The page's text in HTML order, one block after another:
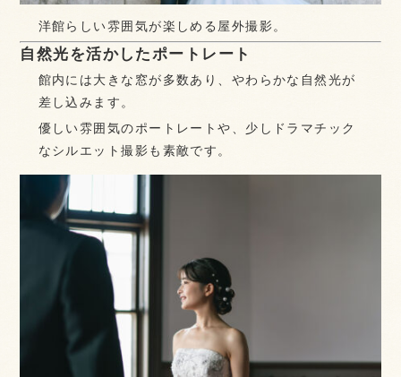
洋館らしい雰囲気が楽しめる屋外撮影。
自然光を活かしたポートレート
館内には大きな窓が多数あり、やわらかな自然光が
差し込みます。
優しい雰囲気のポートレートや、少しドラマチック
なシルエット撮影も素敵です。